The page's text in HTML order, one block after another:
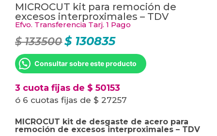
MICROCUT kit para remoción de
excesos interproximales – TDV
Efvo. Transferencia Tarj. 1 Pago
$133500 El
precio
original
era:
$ 133500.
$130835El
actual
es:
$ 130835.
Consultar sobre este producto
3 cuota fijas de $ 50153
ó 6 cuotas fijas de $ 27257
MICROCUT kit de desgaste de acero para
remoción de excesos interproximales – TDV